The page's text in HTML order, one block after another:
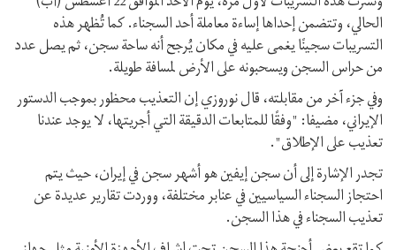
الحالي، وتتضمن إحداها إساءة معاملة أحد السجناء. كما تُظهر هذه
التسريبات سجينًا يغمى عليه في مكان يُرجح أنه ساحة سجن، ثم يصل عدد
من حراس السجن ويسحبونه على الأرض لمسافة طويلة.
وفي جزء آخر من مقابلته، قال نوروزي إن التعذيب محظور بموجب الدستور
الإيراني، مضيفا: "وفقًا للمتابعات الدقيقة التي أجريتها، لا يوجد عندنا
تعذيب على الإطلاق".
تجدر الإشارة إلى أن سجن إيفين هو أشهر سجن في إيران، حيث يتم
احتجاز السجناء السياسيين في عنابر مختلفة، ووردت تقارير عديدة عن
تعذيب السجناء في هذا السجن.